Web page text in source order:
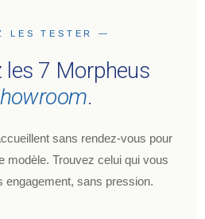
LES TESTER —
les 7 Morpheus
.
sans rendez-vous pour
modèle. Trouvez celui qui vous
sans pression.